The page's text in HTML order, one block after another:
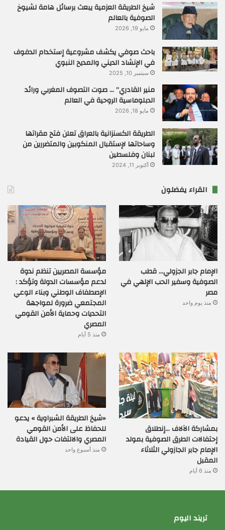
شيخ الطريقة العزمية يبعث برسائل هامة لشيوخ
الصوفية بالعالم
مايو 19, 2026
باحث صوفي يكشف مشروعية إستخدام الدفوف
في الإنشاد الديني والمديح النبوي
سبتمبر 10, 2025
منير القادري” … صوت التصوف المغربي ورائد
الدبلوماسية الروحية في العالم
مايو 18, 2026
الطريقة الكسنزانية بالعراق تعلن فتح مقراتها
وساحاتها لإستقبال المنكوبين والمتضررين من
لبنان وفلسطين
أكتوبر 11, 2024
القراء يفضلون
الإمام جابر الجزولي… قطب
الصوفية وسفير الحب الإلهي في
مصر
منذ يوم واحد
مؤسسة المصريين تنظم ندوة
لدعم مؤسسات الدولة وتؤكد :
الإصطفاف الوطني وبناء الوعي
المجتمعي ضرورة لمواجهة
التحديات وحماية الأمن القومي
المصري
منذ 5 أيام
بمشاركة الآلاف …إنطلاق
إحتفالات الطرق الصوفية بمولد
الإمام جابر الجازولي الثلاثاء
المقبل
منذ 6 أيام
«شيخ الطريقة الشبراوية » يدعو
للحفاظ على الأمن القومي
المصري والالتفات حول القيادة
منذ أسبوع واحد
تريند اليوم